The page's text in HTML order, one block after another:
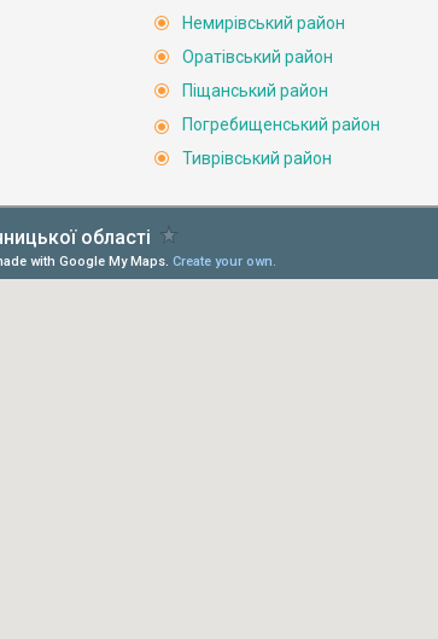
Немирівський район
Оратівський район
Піщанський район
Погребищенський район
Тиврівський район